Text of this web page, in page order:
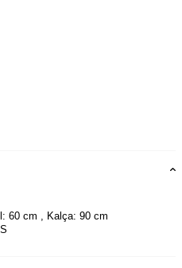
60 cm , Kalça: 90 cm